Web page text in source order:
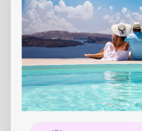
49524 RSD
Doručak
Escala Hotel & Suites Budapest
19%